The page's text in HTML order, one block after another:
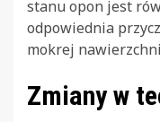
stanu opon jest
odpowiednia
mokrej
Zmiany w